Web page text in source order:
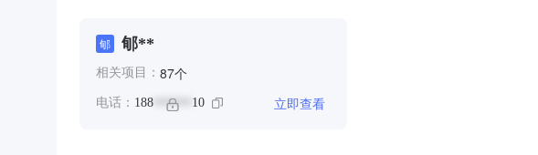
郇 郇**
相关项目： 87个
电话： 188 ****** 10 立即查看